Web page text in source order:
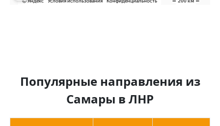
Популярные направления из
Самары в ЛНР